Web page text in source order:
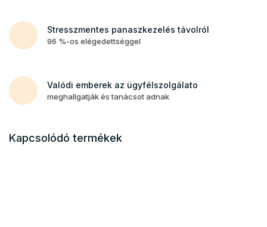
Stresszmentes panaszkezelés távolról
96 %-os elégedettséggel
Valódi emberek az ügyfélszolgálato
meghallgatják és tanácsot adnak
Kapcsolódó termékek